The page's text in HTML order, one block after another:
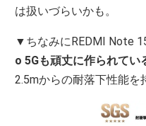
は扱いづらいかも。
▼ちなみにREDMI Note
o 5Gも頑丈に作られてい
2.5mからの耐落下性能を